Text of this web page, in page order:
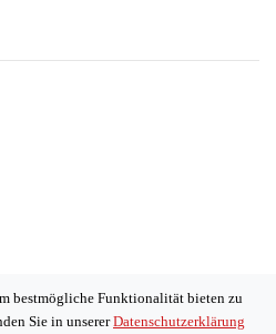
bestmögliche Funktionalität bieten zu
Sie in unsererDatenschutzerklärung